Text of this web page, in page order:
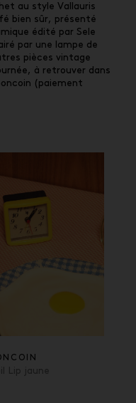
au style Vallauris
bien sûr, présenté
édité par Sele
par une lampe de
pièces vintage
à retrouver dans
(paiement